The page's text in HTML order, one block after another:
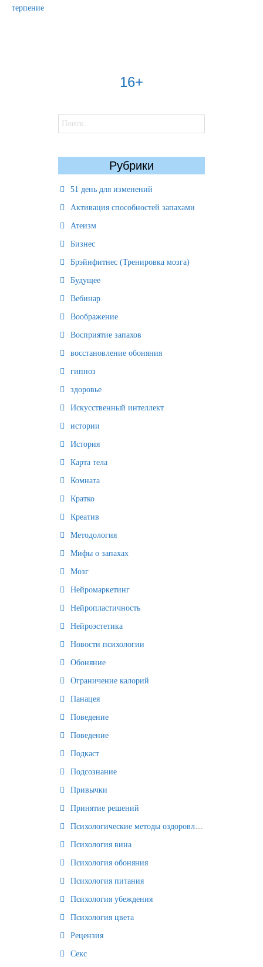
терпение
16+
Найти:
Рубрики
51 день для изменений
Активация способностей запахами
Атеизм
Бизнес
Брэйнфитнес (Тренировка мозга)
Будущее
Вебинар
Воображение
Восприятие запахов
восстановление обоняния
гипноз
здоровье
Искусственный интеллект
истории
История
Карта тела
Комната
Кратко
Креатив
Методология
Мифы о запахах
Мозг
Нейромаркетинг
Нейропластичность
Нейроэстетика
Новости психологии
Обоняние
Ограничение калорий
Панацея
Поведение
Поведение
Подкаст
Подсознание
Привычки
Принятие решений
Психологические методы оздоровления и омоложения
Психология вина
Психология обоняния
Психология питания
Психология убеждения
Психология цвета
Рецензия
Секс